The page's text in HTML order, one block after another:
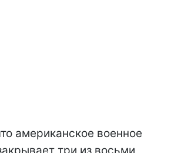
американское военное
три из восьми